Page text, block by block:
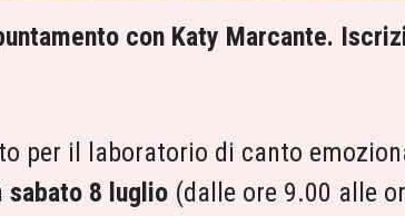
con Katy Marcante.
per il laboratorio di canto
sabato 8 luglio (dalle ore 9.00 alle